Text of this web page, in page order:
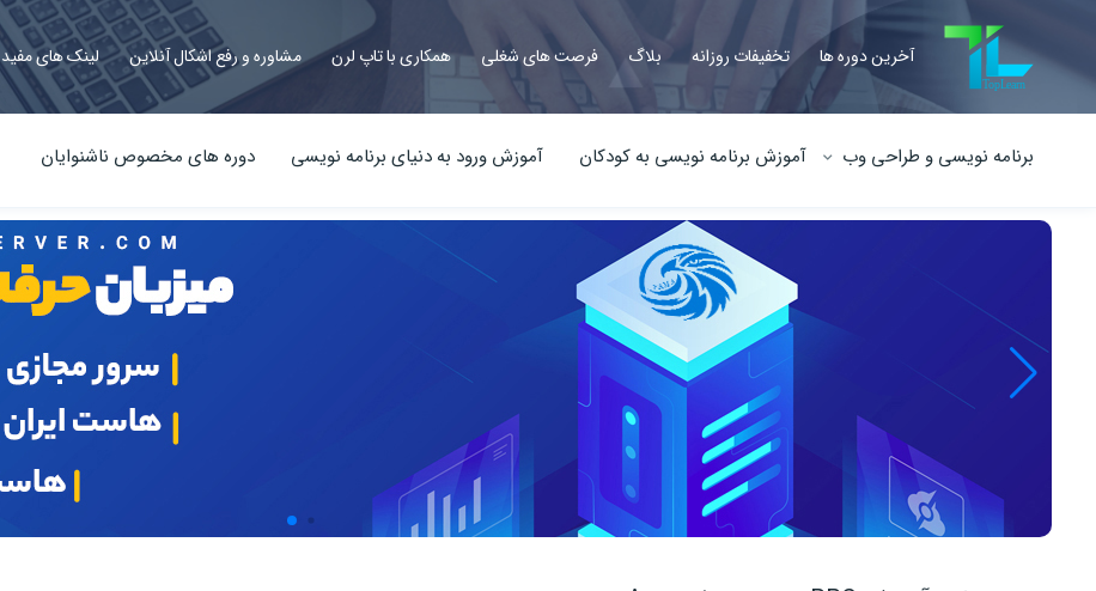
آخرین دوره ها تخفیفات روزانه بلاگ فرصت های شغلی همکاری با تاپ لرن مشاوره و رفع اشکال آنلاین لینک های مفید
برنامه نویسی و طراحی وب آموزش برنامه نویسی به کودکان آموزش ورود به دنیای برنامه نویسی دوره های مخصوص ناشنوایان